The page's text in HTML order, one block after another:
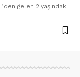
gelen 2 yaşındaki